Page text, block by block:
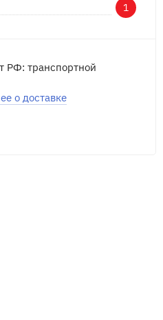
1
РФ: транспортной
о доставке